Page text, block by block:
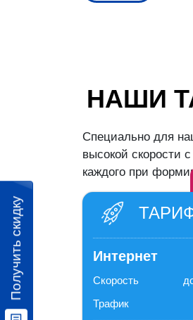
НАШИ
Специально для
высокой скорости
каждого при
Интернет
Скорость
Трафик
Получить скидку